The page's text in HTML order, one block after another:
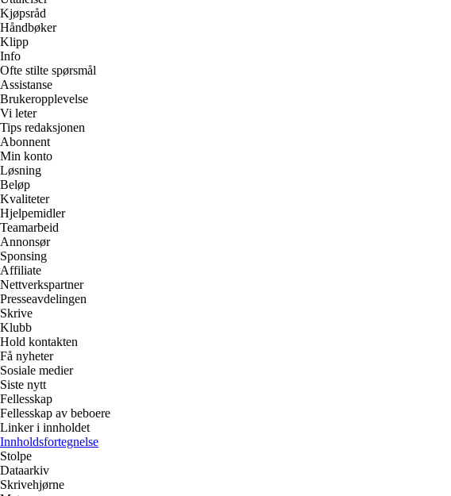
Kjøpsråd
Håndbøker
Klipp
Info
Ofte stilte spørsmål
Assistanse
Brukeropplevelse
Vi leter
Tips redaksjonen
Abonnent
Min konto
Løsning
Beløp
Kvaliteter
Hjelpemidler
Teamarbeid
Annonsør
Sponsing
Affiliate
Nettverkspartner
Presseavdelingen
Skrive
Klubb
Hold kontakten
Få nyheter
Sosiale medier
Siste nytt
Fellesskap
Fellesskap av beboere
Linker i innholdet
Innholdsfortegnelse
Stolpe
Dataarkiv
Skrivehjørne